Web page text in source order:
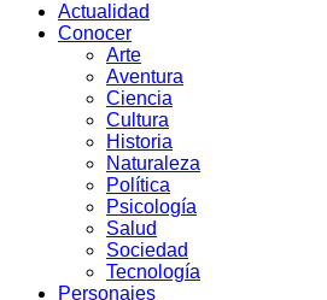
Actualidad
Conocer
Arte
Aventura
Ciencia
Cultura
Historia
Naturaleza
Política
Psicología
Salud
Sociedad
Tecnología
Personajes